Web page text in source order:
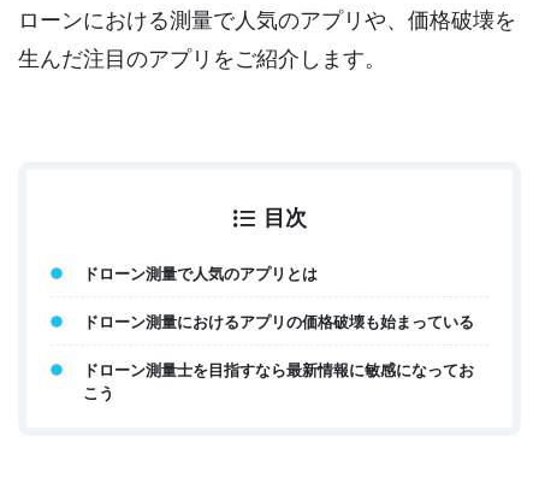
ローンにおける測量で人気のアプリや、価格破壊を
生んだ注目のアプリをご紹介します。
目次
ドローン測量で人気のアプリとは
ドローン測量におけるアプリの価格破壊も始まっている
ドローン測量士を目指すなら最新情報に敏感になってお
こう